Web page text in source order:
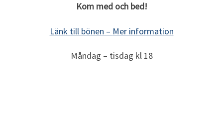
Kom med och bed!
Länk till bönen – Mer information
Måndag – tisdag kl 18